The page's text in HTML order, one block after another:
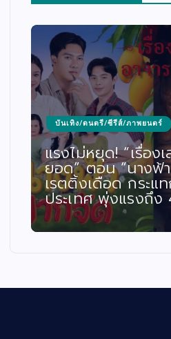
บันเทิง/ดนตรี/ซีรีส์/ภาพยนตร์
แรงไม่หยุด! “เรื่องเ
ยอด” ตอน “นางฟ้
เรตติ้งเดือด กระแ
ประเทศ พุ่งแรงถึง